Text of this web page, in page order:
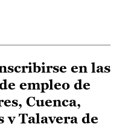
en las
empleo de
Cuenca,
Talavera de